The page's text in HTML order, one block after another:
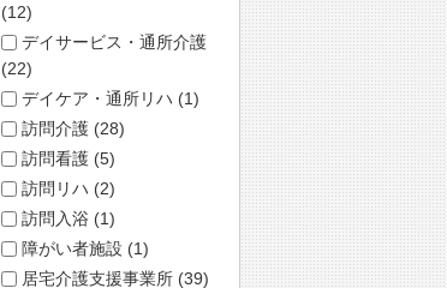
(12)
デイサービス・通所介護
(22)
デイケア・通所リハ (1)
訪問介護 (28)
訪問看護 (5)
訪問リハ (2)
訪問入浴 (1)
障がい者施設 (1)
居宅介護支援事業所 (39)